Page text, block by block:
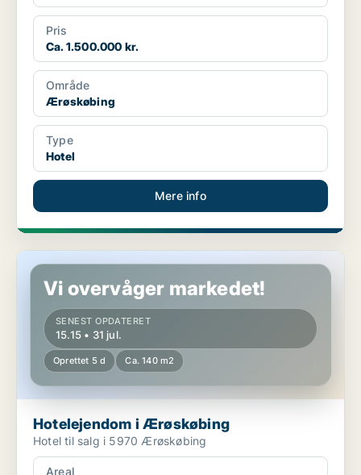
Pris
Ca. 1.500.000 kr.
Område
Ærøskøbing
Type
Hotel
Mere info
Hotelejendom i Ærøskøbing
Vi overvåger markedet!
SENEST OPDATERET
15.15 • 31 jul.
Oprettet 5 d Ca. 140 m2
Hotelejendom i Ærøskøbing
Hotel til salg i 5970 Ærøskøbing
Areal